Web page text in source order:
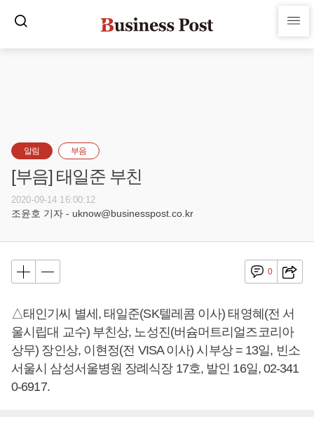
알림 부음
[부음] 태일준 부친
2020-09-14 16:00:12
조윤호 기자 - uknow@businesspost.co.kr
0
△태인기씨 별세, 태일준(SK텔레콤 이사) 태영혜(전 서
울시립대 교수) 부친상, 노성진(버슘머트리얼즈코리아
상무) 장인상, 이현정(전 VISA 이사) 시부상 = 13일, 빈소
서울시 삼성서울병원 장례식장 17호, 발인 16일, 02-341
0-6917.